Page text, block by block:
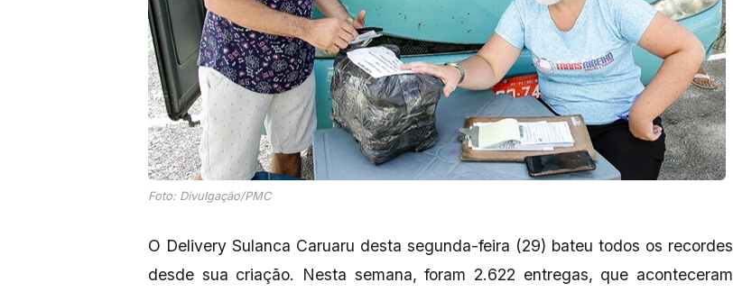
Foto: Divulgação/PMC
O Delivery Sulanca Caruaru desta segunda-feira (29) bateu todos os recordes
desde sua criação. Nesta semana, foram 2.622 entregas, que aconteceram